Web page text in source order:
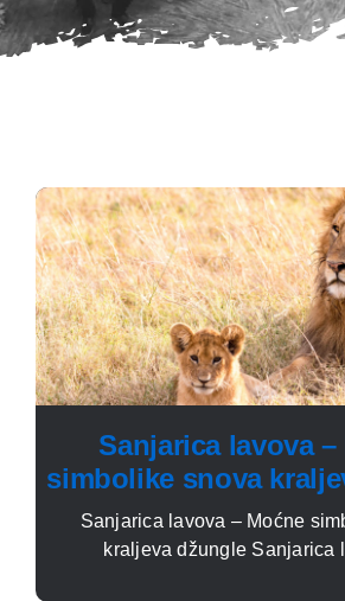
Sanjarica lavova –
simbolike snova
Sanjarica lavova – Moćne
kraljeva džungle Sanjarica